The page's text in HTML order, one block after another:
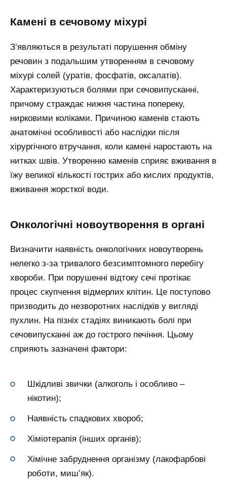
Камені в сечовому міхурі
З’являються в результаті порушення обміну
речовин з подальшим утворенням в сечовому
міхурі солей (уратів, фосфатів, оксалатів).
Характеризуються болями при сечовипусканні,
причому страждає нижня частина попереку,
нирковими коліками. Причиною каменів стають
анатомічні особливості або наслідки після
хірургічного втручання, коли камені наростають на
нитках швів. Утворенню каменів сприяє вживання в
їжу великої кількості гострих або кислих продуктів,
вживання жорсткої води.
Онкологічні новоутворення в органі
Визначити наявність онкологічних новоутворень
нелегко з-за тривалого безсимптомного перебігу
хвороби. При порушенні відтоку сечі протікає
процес скупчення відмерлих клітин. Це поступово
призводить до незворотних наслідків у вигляді
пухлин. На пізніх стадіях виникають болі при
сечовипусканні аж до гострого печіння. Цьому
сприяють зазначені фактори:
Шкідливі звички (алкоголь і особливо –
нікотин);
Наявність спадкових хвороб;
Хіміотерапія (інших органів);
Хімічне забруднення організму (лакофарбові
роботи, миш’як).